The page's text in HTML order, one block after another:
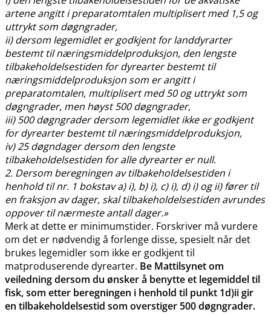
artene angitt i preparatomtalen multiplisert med 1,5 og
uttrykt som døgngrader,
ii) dersom legemidlet er godkjent for landdyrarter
bestemt til næringsmiddelproduksjon, den lengste
tilbakeholdelsestiden for dyrearter bestemt til
næringsmiddelproduksjon som er angitt i
preparatomtalen, multiplisert med 50 og uttrykt som
døgngrader, men høyst 500 døgngrader,
iii) 500 døgngrader dersom legemidlet ikke er godkjent
for dyrearter bestemt til næringsmiddelproduksjon,
iv) 25 døgndager dersom den lengste
tilbakeholdelsestiden for alle dyrearter er null.
2. Dersom beregningen av tilbakeholdelsestiden i
henhold til nr. 1 bokstav a) i), b) i), c) i), d) i) og ii) fører til
en fraksjon av dager, skal tilbakeholdelsestiden avrundes
oppover til nærmeste antall dager.»
Merk at dette er minimumstider. Forskriver må vurdere
om det er nødvendig å forlenge disse, spesielt når det
brukes legemidler som ikke er godkjent til
matproduserende dyrearter. Be Mattilsynet om
veiledning dersom du ønsker å benytte et legemiddel til
fisk, som etter beregningen i henhold til punkt 1d)ii gir
en tilbakeholdelsestid som overstiger 500 døgngrader.